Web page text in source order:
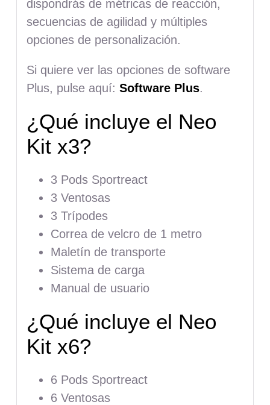
dispondrás de métricas de reacción,
secuencias de agilidad y múltiples
opciones de personalización.
Si quiere ver las opciones de software
Plus, pulse aquí: Software Plus.
¿Qué incluye el Neo
Kit x3?
3 Pods Sportreact
3 Ventosas
3 Trípodes
Correa de velcro de 1 metro
Maletín de transporte
Sistema de carga
Manual de usuario
¿Qué incluye el Neo
Kit x6?
6 Pods Sportreact
6 Ventosas